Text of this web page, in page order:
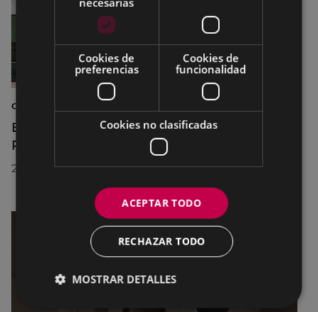
CULTURA
El Museo de la Industria Armera recibe el
Premio Delta Cultura a la Trayectoria 2026
23/07/2026
Cookies de
preferencias
Cookies de
funcionalidad
Cookies no clasificadas
ACEPTAR TODO
RECHAZAR TODO
MOSTRAR DETALLES